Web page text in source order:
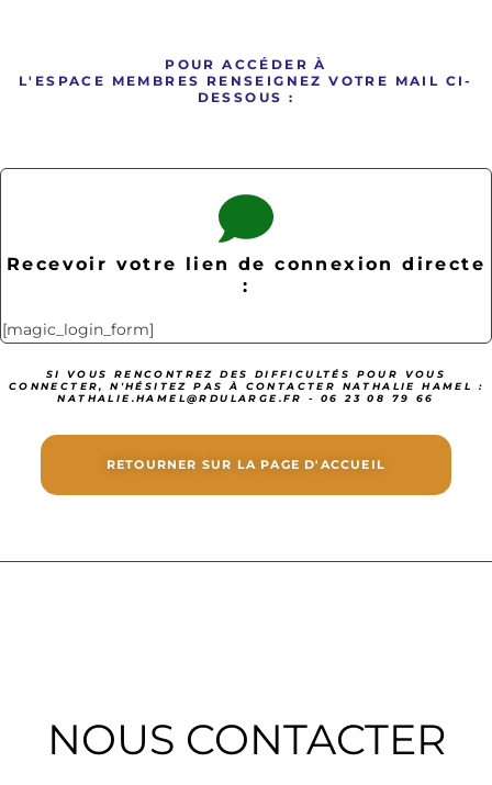
POUR ACCÉDER À
L'ESPACE MEMBRES RENSEIGNEZ VOTRE MAIL CI-
DESSOUS :
Recevoir votre lien de connexion directe
:
[magic_login_form]
SI VOUS RENCONTREZ DES DIFFICULTÉS POUR VOUS
CONNECTER, N'HÉSITEZ PAS À CONTACTER NATHALIE HAMEL :
NATHALIE.HAMEL@RDULARGE.FR - 06 23 08 79 66
RETOURNER SUR LA PAGE D'ACCUEIL
NOUS CONTACTER